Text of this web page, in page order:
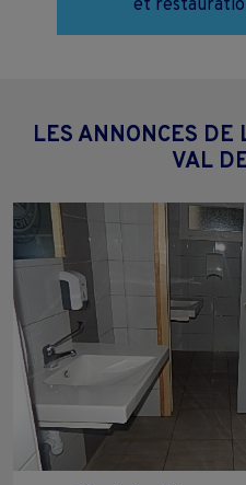
et
LES ANNONCES DE
VAL